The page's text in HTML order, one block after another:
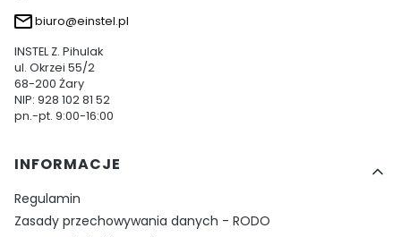
biuro@einstel.pl
INSTEL Z. Pihulak
ul. Okrzei 55/2
68-200 Żary
NIP: 928 102 81 52
pn.-pt. 9:00-16:00
Linki w stopce
INFORMACJE
Regulamin
Zasady przechowywania danych - RODO